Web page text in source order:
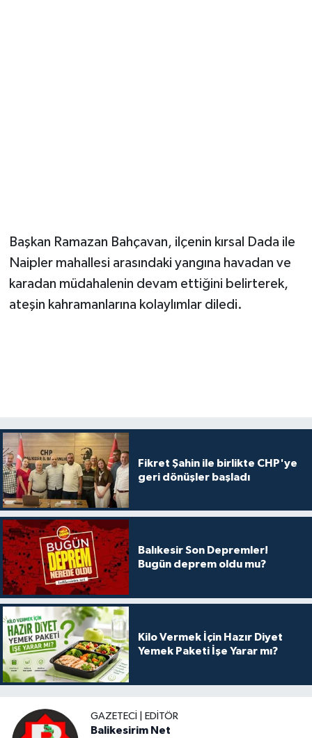
Başkan Ramazan Bahçavan, ilçenin kırsal Dada ile
Naipler mahallesi arasındaki yangına havadan ve
karadan müdahalenin devam ettiğini belirterek,
ateşin kahramanlarına kolaylımlar diledi.
Fikret Şahin ile birlikte CHP'ye
geri dönüşler başladı
Balıkesir Son Depremler!
Bugün deprem oldu mu?
Kilo Vermek İçin Hazır Diyet
Yemek Paketi İşe Yarar mı?
GAZETECI | EDITÖR
Balikesirim Net